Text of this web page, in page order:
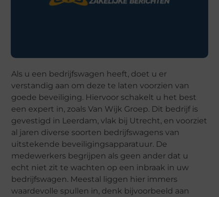
Als u een bedrijfswagen heeft, doet u er
verstandig aan om deze te laten voorzien van
goede beveiliging. Hiervoor schakelt u het best
een expert in, zoals Van Wijk Groep. Dit bedrijf is
gevestigd in Leerdam, vlak bij Utrecht, en voorziet
al jaren diverse soorten bedrijfswagens van
uitstekende beveiligingsapparatuur. De
medewerkers begrijpen als geen ander dat u
echt niet zit te wachten op een inbraak in uw
bedrijfswagen. Meestal liggen hier immers
waardevolle spullen in, denk bijvoorbeeld aan